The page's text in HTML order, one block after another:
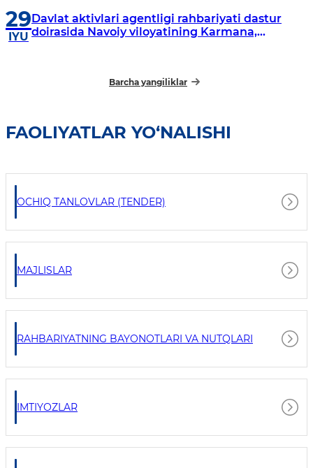
29
IYU
Davlat aktivlari agentligi rahbariyati dastur
doirasida Navoiy viloyatining Karmana,
Barcha yangiliklar
FAOLIYATLAR YO‘NALISHI
OCHIQ TANLOVLAR (TENDER)
MAJLISLAR
RAHBARIYATNING BAYONOTLARI VA NUTQLARI
IMTIYOZLAR